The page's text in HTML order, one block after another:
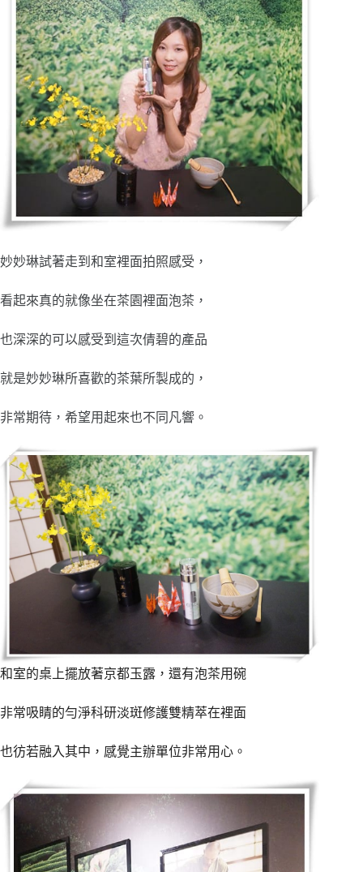
妙妙琳試著走到和室裡面拍照感受，
看起來真的就像坐在茶園裡面泡茶，
也深深的可以感受到這次倩碧的產品
就是妙妙琳所喜歡的茶葉所製成的，
非常期待，希望用起來也不同凡響。
和室的桌上擺放著京都玉露，還有泡茶用碗
非常吸睛的勻淨科研淡斑修護雙精萃在裡面
也彷若融入其中，感覺主辦單位非常用心。